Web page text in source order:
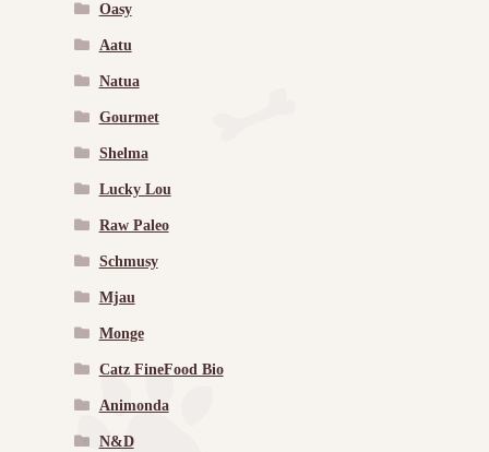
Oasy
Aatu
Natua
Gourmet
Shelma
Lucky Lou
Raw Paleo
Schmusy
Mjau
Monge
Catz FineFood Bio
Animonda
N&D